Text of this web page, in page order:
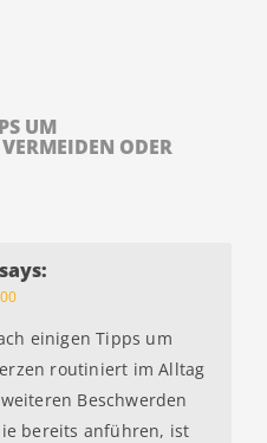
UM
ODER
says:
einigen Tipps um
routiniert im Alltag
Beschwerden
bereits anführen, ist